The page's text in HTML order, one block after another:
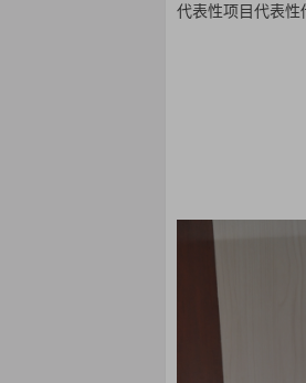
代表性项目代表性